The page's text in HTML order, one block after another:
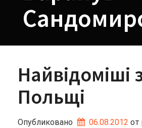
Найвідоміші
Польщі
Опубликовано 06.08.2012 от